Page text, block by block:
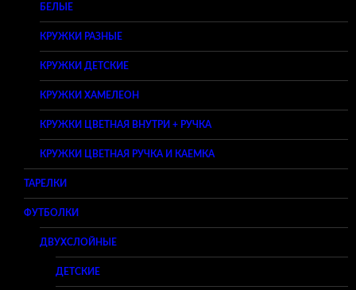
БЕЛЫЕ
КРУЖКИ РАЗНЫЕ
КРУЖКИ ДЕТСКИЕ
КРУЖКИ ХАМЕЛЕОН
КРУЖКИ ЦВЕТНАЯ ВНУТРИ + РУЧКА
КРУЖКИ ЦВЕТНАЯ РУЧКА И КАЕМКА
ТАРЕЛКИ
ФУТБОЛКИ
ДВУХСЛОЙНЫЕ
ДЕТСКИЕ